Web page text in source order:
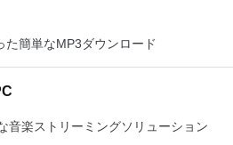
た簡単なMP3ダウンロード
音楽ストリーミングソリューション